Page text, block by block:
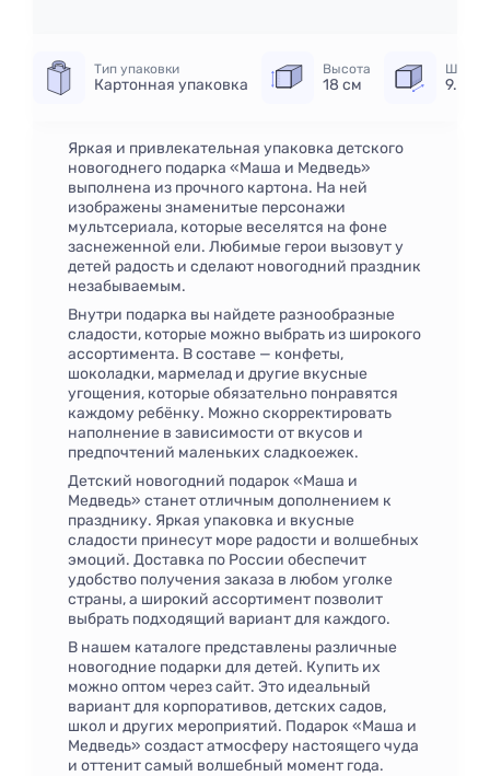
Тип упаковки
Картонная упаковка
Высота
18 см 9.8 см
Яркая и привлекательная упаковка детского
новогоднего подарка «Маша и Медведь»
выполнена из прочного картона. На ней
изображены знаменитые персонажи
мультсериала, которые веселятся на фоне
заснеженной ели. Любимые герои вызовут у
детей радость и сделают новогодний праздник
незабываемым.
Внутри подарка вы найдете разнообразные
сладости, которые можно выбрать из широкого
ассортимента. В составе — конфеты,
шоколадки, мармелад и другие вкусные
угощения, которые обязательно понравятся
каждому ребёнку. Можно скорректировать
наполнение в зависимости от вкусов и
предпочтений маленьких сладкоежек.
Детский новогодний подарок «Маша и
Медведь» станет отличным дополнением к
празднику. Яркая упаковка и вкусные
сладости принесут море радости и волшебных
эмоций. Доставка по России обеспечит
удобство получения заказа в любом уголке
страны, а широкий ассортимент позволит
выбрать подходящий вариант для каждого.
В нашем каталоге представлены различные
новогодние подарки для детей. Купить их
можно оптом через сайт. Это идеальный
вариант для корпоративов, детских садов,
школ и других мероприятий. Подарок «Маша и
Медведь» создаст атмосферу настоящего чуда
и оттенит самый волшебный момент года.